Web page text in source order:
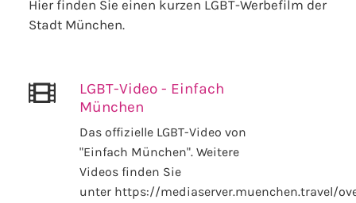
Hier finden Sie einen kurzen LGBT-Werbefilm der
Stadt München.
LGBT-Video - Einfach
München
Das offizielle LGBT-Video von
"Einfach München". Weitere
Videos finden Sie
unter https://mediaserver.muenchen.travel/